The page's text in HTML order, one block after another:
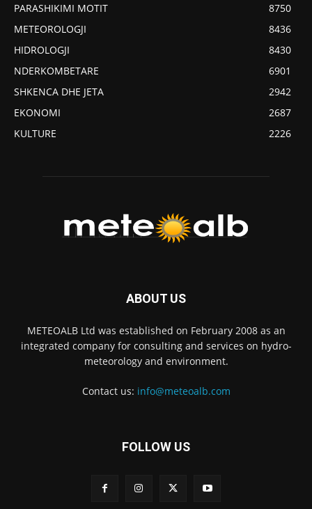
PARASHIKIMI MOTIT
8750
METEOROLOGJI
8436
HIDROLOGJI
8430
NDERKOMBETARE
6901
SHKENCA DHE JETA
2942
EKONOMI
2687
KULTURE
2226
ABOUT US
METEOALB Ltd was established on February 2008 as an
integrated company for consulting and services on hydro-
meteorology and environment.
Contact us: info@meteoalb.com
FOLLOW US